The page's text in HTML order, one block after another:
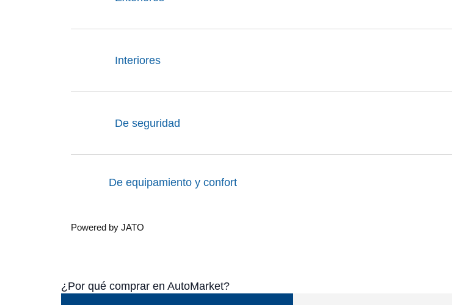
Interiores
De seguridad
De equipamiento y confort
Powered by JATO
¿Por qué comprar en AutoMarket?